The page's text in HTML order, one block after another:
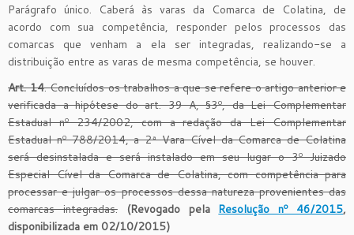
Parágrafo único. Caberá às varas da Comarca de Colatina, de
acordo com sua competência, responder pelos processos das
comarcas que venham a ela ser integradas, realizando-se a
distribuição entre as varas de mesma competência, se houver.
Art. 14. Concluídos os trabalhos a que se refere o artigo anterior e
verificada a hipótese do art. 39-A, §3º, da Lei Complementar
Estadual nº 234/2002, com a redação da Lei Complementar
Estadual nº 788/2014, a 2ª Vara Cível da Comarca de Colatina
será desinstalada e será instalado em seu lugar o 3º Juizado
Especial Cível da Comarca de Colatina, com competência para
processar e julgar os processos dessa natureza provenientes das
comarcas integradas.
(Revogado pela Resolução nº 46/2015,
disponibilizada em 02/10/2015)